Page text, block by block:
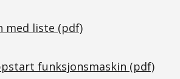
med liste (pdf)
funksjonsmaskin (pdf)